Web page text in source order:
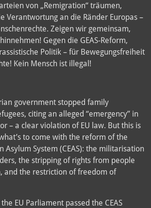
von „Remigration“ träumen,
Verantwortung an die Ränder Europas –
Zeigen wir gemeinsam,
Gegen die GEAS-Reform,
Politik – für Bewegungsfreiheit
Kein Mensch ist illegal!
government stopped family
citing an alleged “emergency” in
– a clear violation of EU law. But this is
to come with the reform of the
Asylum System (CEAS): the militarisation
the stripping of rights from people
and the restriction of freedom of
EU Parliament passed the CEAS